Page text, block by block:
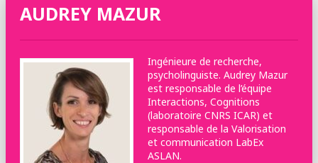
AUDREY MAZUR
Ingénieure de recherche,
psycholinguiste. Audrey Mazur
est responsable de l’équipe
Interactions, Cognitions
(laboratoire CNRS ICAR) et
responsable de la Valorisation
et communication LabEx
ASLAN.